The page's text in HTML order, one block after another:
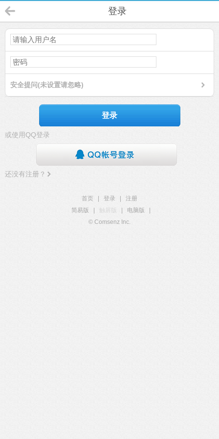
登录
安全提问(未设置请忽略)
登录
或使用QQ登录
还没有注册？
首页 登录
注册
简易版
触屏版 电脑版
© Comsenz Inc.